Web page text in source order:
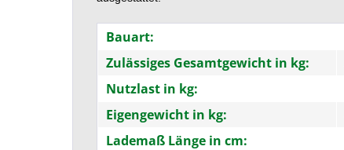
Bauart:
Zulässiges Gesamtgewicht in kg:
Nutzlast in kg:
Eigengewicht in kg:
Lademaß Länge in cm: